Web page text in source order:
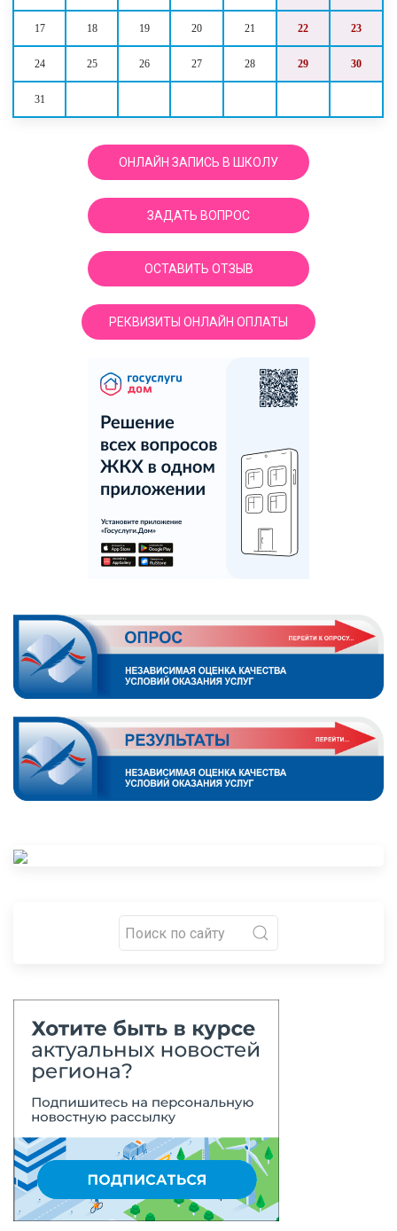
17 18 19 20 21 22 23
24 25 26 27 28 29 30
31
ОНЛАЙН ЗАПИСЬ В ШКОЛУ
ЗАДАТЬ ВОПРОС
ОСТАВИТЬ ОТЗЫВ
РЕКВИЗИТЫ ОНЛАЙН ОПЛАТЫ